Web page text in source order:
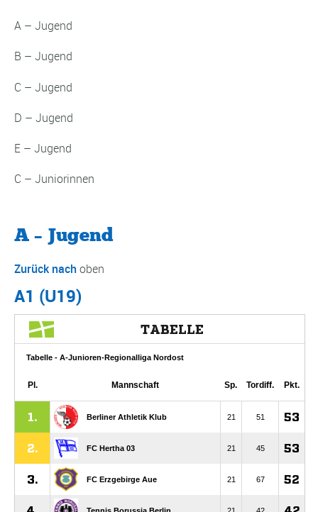
A – Jugend
B – Jugend
C – Jugend
D – Jugend
E – Jugend
C – Juniorinnen
A – Jugend
Zurück nach oben
A1 (U19)